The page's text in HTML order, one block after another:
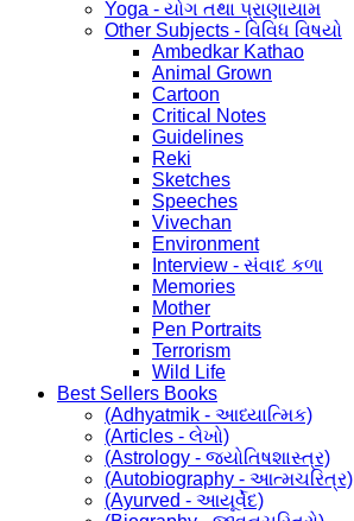
Yoga - યોગ તથા પ્રાણાયામ
Other Subjects - વિવિધ વિષયો
Ambedkar Kathao
Animal Grown
Cartoon
Critical Notes
Guidelines
Reki
Sketches
Speeches
Vivechan
Environment
Interview - સંવાદ કળા
Memories
Mother
Pen Portraits
Terrorism
Wild Life
Best Sellers Books
(Adhyatmik - આધ્યાત્મિક)
(Articles - લેખો)
(Astrology - જ્યોતિષશાસ્ત્ર)
(Autobiography - આત્મચરિત્ર)
(Ayurved - આયૂર્વેદ)